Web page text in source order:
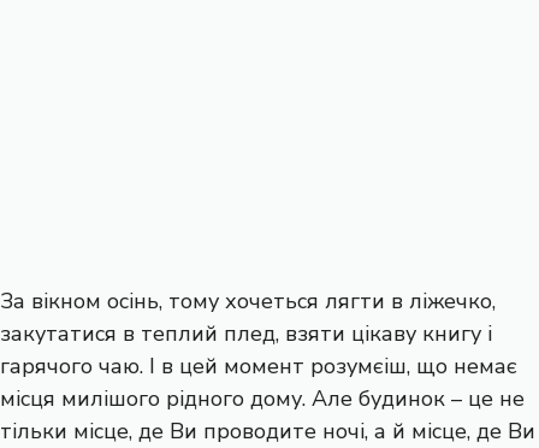
За вікном осінь, тому хочеться лягти в ліжечко,
закутатися в теплий плед, взяти цікаву книгу і
гарячого чаю. І в цей момент розумєіш, що немає
місця милішого рідного дому. Але будинок – це не
тільки місце, де Ви проводите ночі, а й місце, де Ви